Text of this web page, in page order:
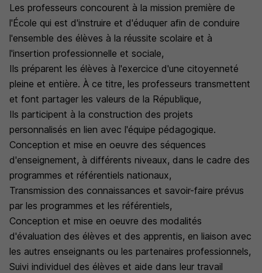
Les professeurs concourent à la mission première de
l'École qui est d'instruire et d'éduquer afin de conduire
l'ensemble des élèves à la réussite scolaire et à
l'insertion professionnelle et sociale,
Ils préparent les élèves à l'exercice d'une citoyenneté
pleine et entière. À ce titre, les professeurs transmettent
et font partager les valeurs de la République,
Ils participent à la construction des projets
personnalisés en lien avec l'équipe pédagogique.
Conception et mise en oeuvre des séquences
d'enseignement, à différents niveaux, dans le cadre des
programmes et référentiels nationaux,
Transmission des connaissances et savoir-faire prévus
par les programmes et les référentiels,
Conception et mise en oeuvre des modalités
d'évaluation des élèves et des apprentis, en liaison avec
les autres enseignants ou les partenaires professionnels,
Suivi individuel des élèves et aide dans leur travail